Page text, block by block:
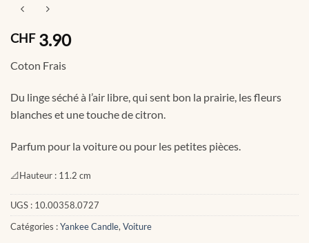
CHF3.90
Coton Frais
Du linge séché à l’air libre, qui sent bon la prairie, les fleurs
blanches et une touche de citron.
Parfum pour la voiture ou pour les petites pièces.
📐Hauteur : 11.2 cm
UGS : 10.00358.0727
Catégories :Yankee Candle, Voiture